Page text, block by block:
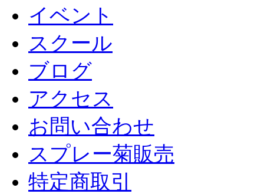
イベント
スクール
ブログ
アクセス
お問い合わせ
スプレー菊販売
特定商取引